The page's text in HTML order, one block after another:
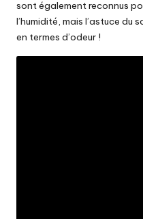
sont également reconnus
l’humidité, mais l’astuce du
en termes d’odeur !